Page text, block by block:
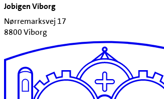
Jobigen Viborg
Nørremarksvej 17
8800 Viborg